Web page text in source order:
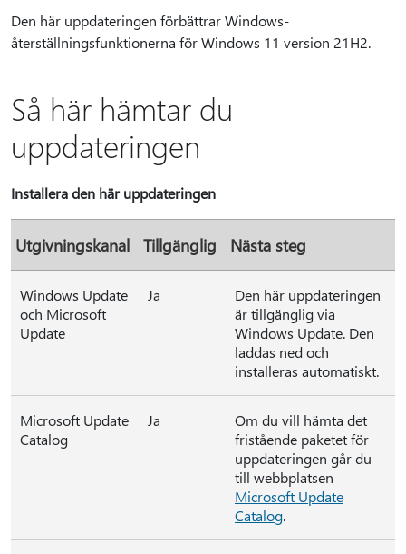
Den här uppdateringen förbättrar Windows-
återställningsfunktionerna för Windows 11 version 21H2.
Så här hämtar du
uppdateringen
Installera den här uppdateringen
Utgivningskanal Tillgänglig Nästa steg
Windows Update
och Microsoft
Update
Ja
Den här uppdateringen
är tillgänglig via
Windows Update. Den
laddas ned och
installeras automatiskt.
Microsoft Update
Catalog
Ja
Om du vill hämta det
fristående paketet för
uppdateringen går du
till webbplatsen
Microsoft Update
Catalog.